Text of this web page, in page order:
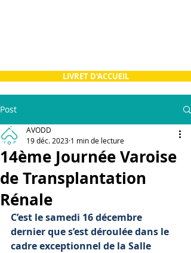
LIVRET D'ACCUEIL
Post
14ème Journée Varoise
de Transplantation
Rénale
AVODD
19 déc. 2023 1 min de lecture
C’est le samedi 16 décembre
dernier que s’est déroulée dans le
cadre exceptionnel de la Salle